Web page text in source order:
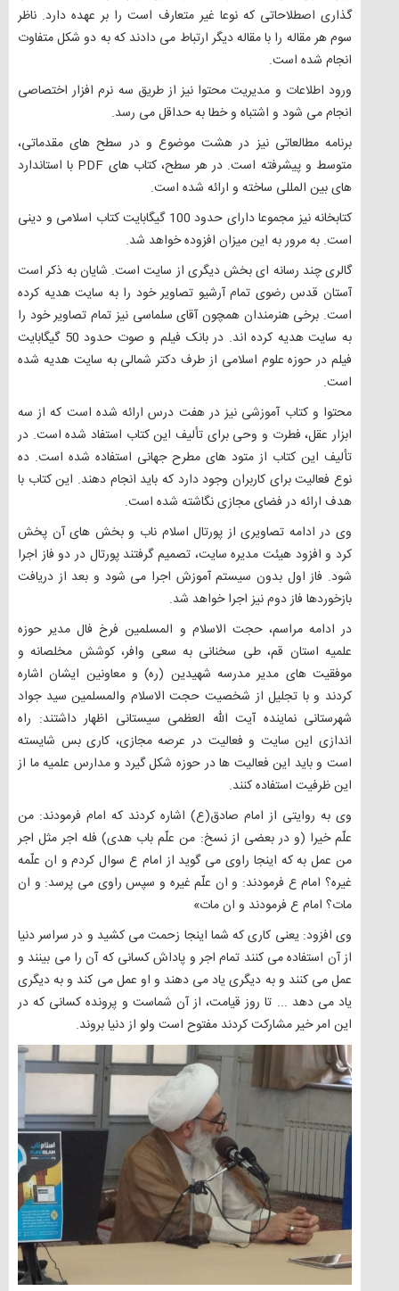
گذاری اصطلاحاتی که نوعا غیر متعارف است را بر عهده دارد. ناظر
سوم هر مقاله را با مقاله دیگر ارتباط می دادند که به دو شکل متفاوت
انجام شده است.
ورود اطلاعات و مدیریت محتوا نیز از طریق سه نرم افزار اختصاصی
انجام می شود و اشتباه و خطا به حداقل می رسد.
برنامه مطالعاتی نیز در هشت موضوع و در سطح های مقدماتی،
متوسط و پیشرفته است. در هر سطح، کتاب های PDF با استاندارد
های بین المللی ساخته و ارائه شده است.
کتابخانه نیز مجموعا دارای حدود 100 گیگابایت کتاب اسلامی و دینی
است. به مرور به این میزان افزوده خواهد شد.
گالری چند رسانه ای بخش دیگری از سایت است. شایان به ذکر است
آستان قدس رضوی تمام آرشیو تصاویر خود را به سایت هدیه کرده
است. برخی هنرمندان همچون آقای سلماسی نیز تمام تصاویر خود را
به سایت هدیه کرده اند. در بانک فیلم و صوت حدود 50 گیگابایت
فیلم در حوزه علوم اسلامی از طرف دکتر شمالی به سایت هدیه شده
است.
محتوا و کتاب آموزشی نیز در هفت درس ارائه شده است که از سه
ابزار عقل، فطرت و وحی برای تألیف این کتاب استفاد شده است. در
تألیف این کتاب از متود های مطرح جهانی استفاده شده است. ده
نوع فعالیت برای کاربران وجود دارد که باید انجام دهند. این کتاب با
هدف ارائه در فضای مجازی نگاشته شده است.
وی در ادامه تصاویری از پورتال اسلام ناب و بخش های آن پخش
کرد و افزود هیئت مدیره سایت، تصمیم گرفتند پورتال در دو فاز اجرا
شود. فاز اول بدون سیستم آموزش اجرا می شود و بعد از دریافت
بازخوردها فاز دوم نیز اجرا خواهد شد.
در ادامه مراسم، حجت الاسلام و المسلمین فرخ فال مدیر حوزه
علمیه استان قم، طی سخنانی به سعی وافر، کوشش مخلصانه و
موفقیت های مدیر مدرسه شهیدین (ره) و معاونین ایشان اشاره
کردند و با تجلیل از شخصیت حجت الاسلام والمسلمین سید جواد
شهرستانی نماینده آیت الله العظمی سیستانی اظهار داشتند: راه
اندازی این سایت و فعالیت در عرصه مجازی، کاری بس شایسته
است و باید این فعالیت ها در حوزه شکل گیرد و مدارس علمیه ما از
این ظرفیت استفاده کنند.
وی به روایتی از امام صادق(ع) اشاره کردند که امام فرمودند: من
علّم خیرا (و در بعضی از نسخ: من علّم باب هدی) فله اجر مثل اجر
من عمل به که اینجا راوی می گوید از امام ع سوال کردم و ان علّمه
غیره؟ امام ع فرمودند: و ان علّم غیره و سپس راوی می پرسد: و ان
مات؟ امام ع فرمودند و ان مات»
وی افزود: یعنی کاری که شما اینجا زحمت می کشید و در سراسر دنیا
از آن استفاده می کنند تمام اجر و پاداش کسانی که آن را می بینند و
عمل می کنند و به دیگری یاد می دهند و او عمل می کند و به دیگری
یاد می دهد ... تا روز قیامت، از آن شماست و پرونده کسانی که در
این امر خیر مشارکت کردند مفتوح است ولو از دنیا بروند.